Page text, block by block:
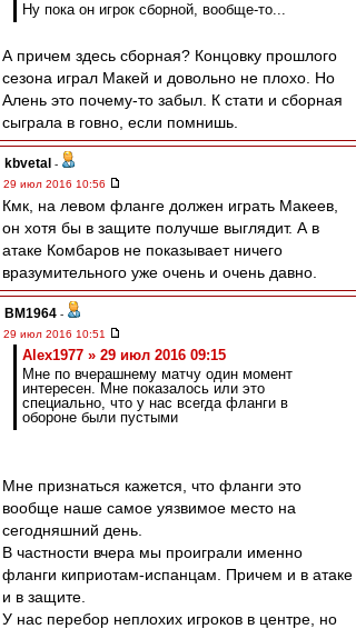
Ну пока он игрок сборной, вообще-то...
А причем здесь сборная? Концовку прошлого
сезона играл Макей и довольно не плохо. Но
Алень это почему-то забыл. К стати и сборная
сыграла в говно, если помнишь.
kbvetal -
29 июл 2016 10:56
Кмк, на левом фланге должен играть Макеев,
он хотя бы в защите получше выглядит. А в
атаке Комбаров не показывает ничего
вразумительного уже очень и очень давно.
BM1964 -
29 июл 2016 10:51
Alex1977 » 29 июл 2016 09:15
Мне по вчерашнему матчу один момент
интересен. Мне показалось или это
специально, что у нас всегда фланги в
обороне были пустыми
Мне признаться кажется, что фланги это
вообще наше самое уязвимое место на
сегодняшний день.
В частности вчера мы проиграли именно
фланги киприотам-испанцам. Причем и в атаке
и в защите.
У нас перебор неплохих игроков в центре, но